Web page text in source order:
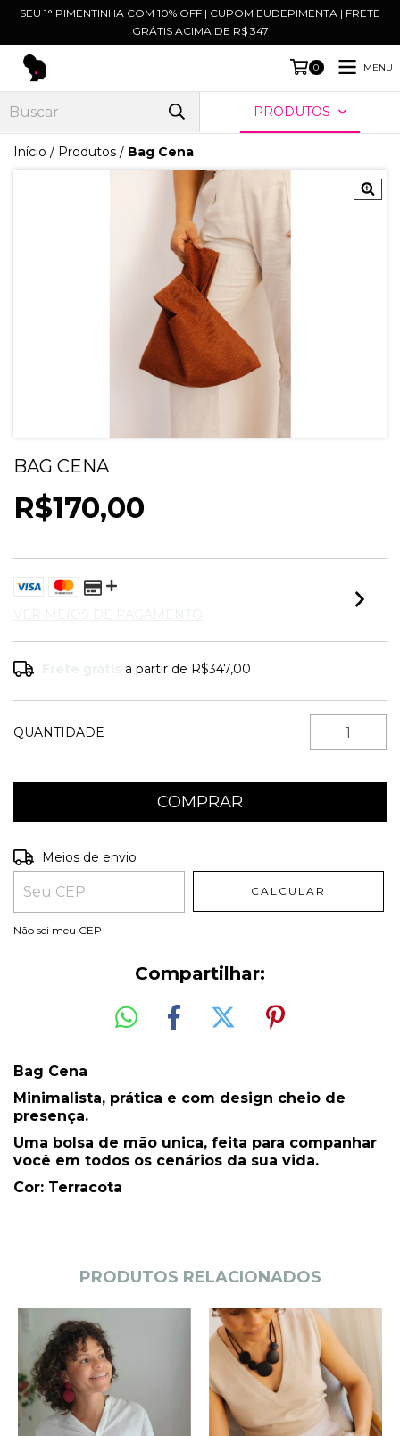
SEU 1° PIMENTINHA COM 10% OFF | CUPOM EUDEPIMENTA | FRETE
GRÁTIS ACIMA DE R$ 347
0 MENU
PRODUTOS
Início / Produtos / Bag Cena
BAG CENA
R$170,00
a partir de R$347,00
QUANTIDADE
Entregas para o CEP:
Meios de envio
CALCULAR
Não sei meu CEP
Compartilhar:
Bag Cena
Minimalista, prática e com design cheio de
presença.
Uma bolsa de mão unica, feita para companhar
você em todos os cenários da sua vida.
Cor: Terracota
PRODUTOS RELACIONADOS